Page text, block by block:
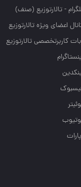
- تالارتوزیع (صنف)
اعضای ویژه تالارتوزیع
کاربرتخصصی تالارتوزیع